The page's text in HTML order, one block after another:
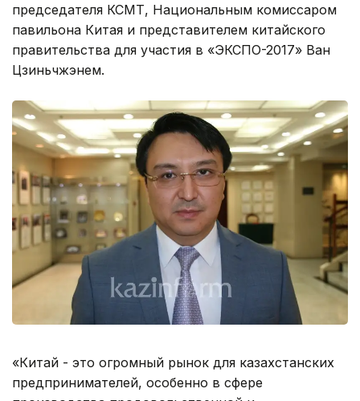
председателя КСМТ, Национальным комиссаром
павильона Китая и представителем китайского
правительства для участия в «ЭКСПО-2017» Ван
Цзиньчжэнем.
«Китай - это огромный рынок для казахстанских
предпринимателей, особенно в сфере